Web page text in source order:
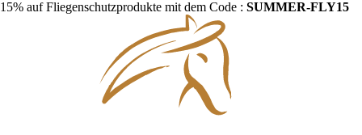
15% auf Fliegenschutzprodukte mit dem Code : SUMMER-FLY15